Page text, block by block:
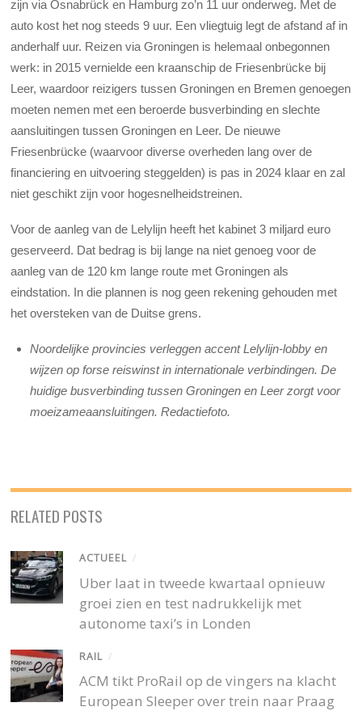
zijn via Osnabrück en Hamburg zo’n 11 uur onderweg. Met de
auto kost het nog steeds 9 uur. Een vliegtuig legt de afstand af in
anderhalf uur. Reizen via Groningen is helemaal onbegonnen
werk: in 2015 vernielde een kraanschip de Friesenbrücke bij
Leer, waardoor reizigers tussen Groningen en Bremen genoegen
moeten nemen met een beroerde busverbinding en slechte
aansluitingen tussen Groningen en Leer. De nieuwe
Friesenbrücke (waarvoor diverse overheden lang over de
financiering en uitvoering steggelden) is pas in 2024 klaar en zal
niet geschikt zijn voor hogesnelheidstreinen.
Voor de aanleg van de Lelylijn heeft het kabinet 3 miljard euro
geserveerd. Dat bedrag is bij lange na niet genoeg voor de
aanleg van de 120 km lange route met Groningen als
eindstation. In die plannen is nog geen rekening gehouden met
het oversteken van de Duitse grens.
Noordelijke provincies verleggen accent Lelylijn-lobby en
wijzen op forse reiswinst in internationale verbindingen. De
huidige busverbinding tussen Groningen en Leer zorgt voor
moeizameaansluitingen. Redactiefoto.
RELATED POSTS
ACTUEEL /
Uber laat in tweede kwartaal opnieuw
groei zien en test nadrukkelijk met
autonome taxi’s in Londen
RAIL /
ACM tikt ProRail op de vingers na klacht
European Sleeper over trein naar Praag